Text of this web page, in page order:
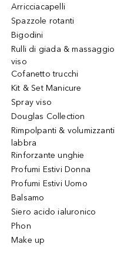
Arricciacapelli
Spazzole rotanti
Bigodini
Rulli di giada & massaggio
viso
Cofanetto trucchi
Kit & Set Manicure
Spray viso
Douglas Collection
Rimpolpanti & volumizzanti
labbra
Rinforzante unghie
Profumi Estivi Donna
Profumi Estivi Uomo
Balsamo
Siero acido ialuronico
Phon
Make up